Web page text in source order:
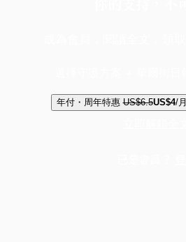
年付・周年特惠 US$6.5US$4/月